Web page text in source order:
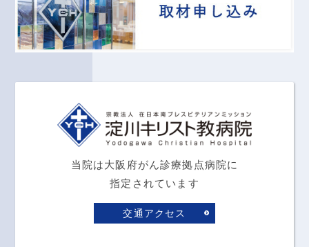
当院は大阪府がん診療拠点病院に
指定されています
交通アクセス